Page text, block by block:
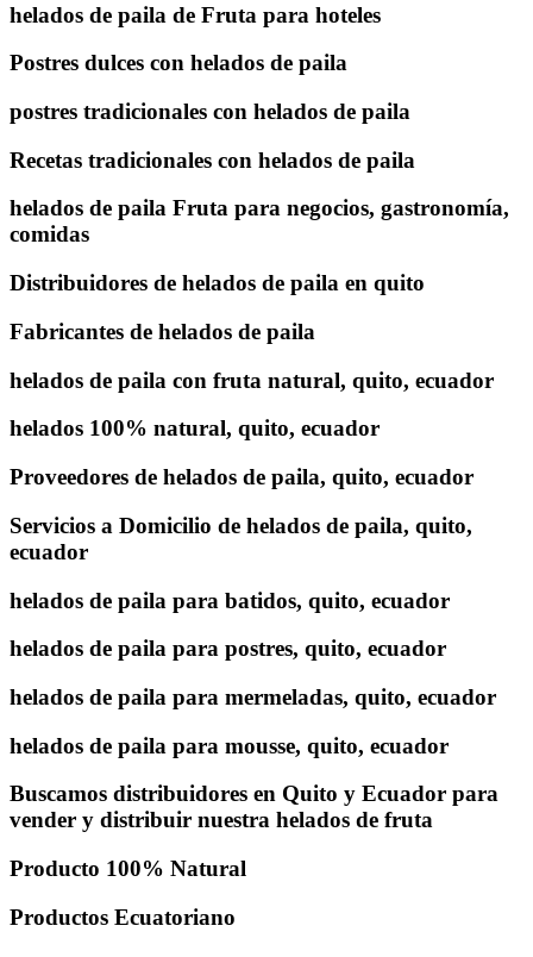
helados de paila de Fruta para hoteles
Postres dulces con helados de paila
postres tradicionales con helados de paila
Recetas tradicionales con helados de paila
helados de paila Fruta para negocios, gastronomía,
comidas
Distribuidores de helados de paila en quito
Fabricantes de helados de paila
helados de paila con fruta natural, quito, ecuador
helados 100% natural, quito, ecuador
Proveedores de helados de paila, quito, ecuador
Servicios a Domicilio de helados de paila, quito,
ecuador
helados de paila para batidos, quito, ecuador
helados de paila para postres, quito, ecuador
helados de paila para mermeladas, quito, ecuador
helados de paila para mousse, quito, ecuador
Buscamos distribuidores en Quito y Ecuador para
vender y distribuir nuestra helados de fruta
Producto 100% Natural
Productos Ecuatoriano